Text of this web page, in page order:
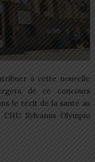
à cette nouvelle
de ce concours
le récit de la santé au
Sylvanus Olympio